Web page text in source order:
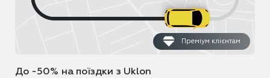
Преміум клієнтам
До -50% на поїздки з Uklon